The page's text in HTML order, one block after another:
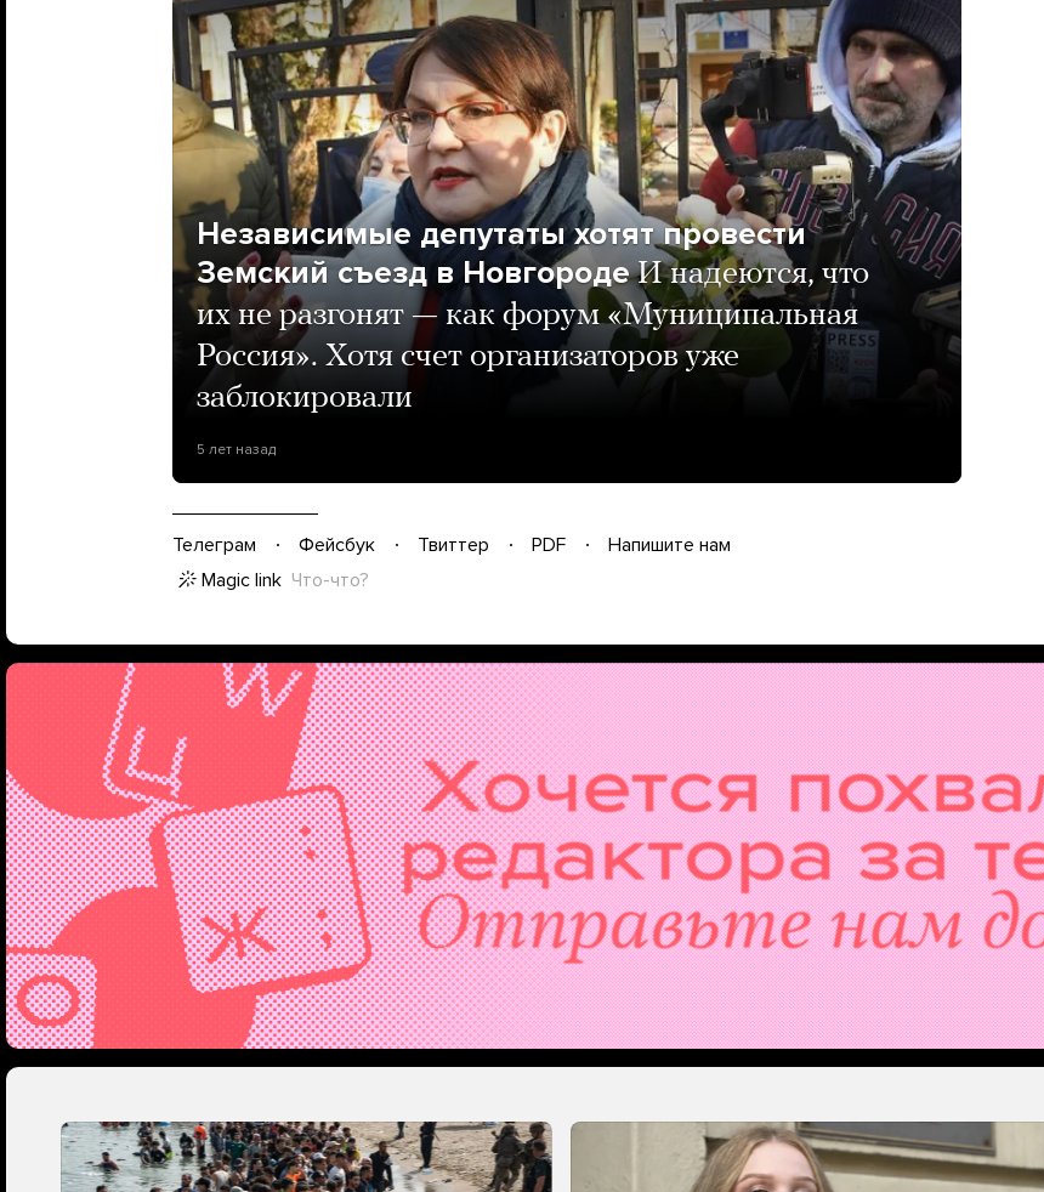
Независимые депутаты хотят провести
Земский съезд в Новгороде И надеются, что
их не разгонят — как форум «Муниципальная
Россия». Хотя счет организаторов уже
заблокировали
5 лет назад
Телеграм Фейсбук Твиттер PDF
Напишите нам
Magic link Что-что?